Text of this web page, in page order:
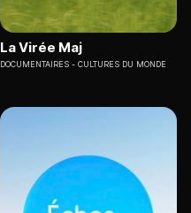
La Virée Maj
DOCUMENTAIRES CULTURES DU MONDE